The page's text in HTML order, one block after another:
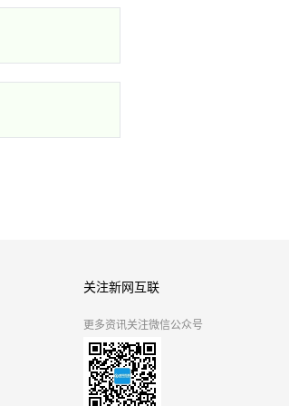
关注新网互联
更多资讯关注微信公众号